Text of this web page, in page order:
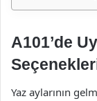
A101’de
Yaz aylarının